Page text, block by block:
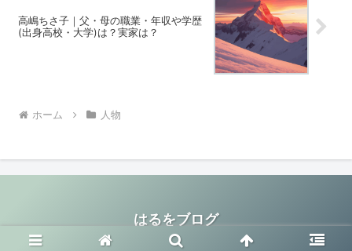
高嶋ちさ子｜父・母の職業・年収や学歴
(出身高校・大学)は？実家は？
ホーム 人物
はるをブログ
© 2025 はるをブログ.